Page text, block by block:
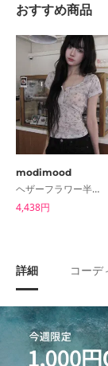
おすすめ商品
modimood
ヘザーフラワー半袖ボタンTシャツ
4,438円
詳細 コーデ